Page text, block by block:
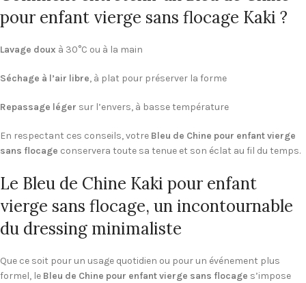
pour enfant vierge sans flocage Kaki ?
Lavage doux à 30°C ou à la main
Séchage à l’air libre, à plat pour préserver la forme
Repassage léger sur l’envers, à basse température
En respectant ces conseils, votre Bleu de Chine pour enfant vierge
sans flocage conservera toute sa tenue et son éclat au fil du temps.
Le Bleu de Chine Kaki pour enfant
vierge sans flocage, un incontournable
du dressing minimaliste
Que ce soit pour un usage quotidien ou pour un événement plus
formel, le Bleu de Chine pour enfant vierge sans flocage s’impose